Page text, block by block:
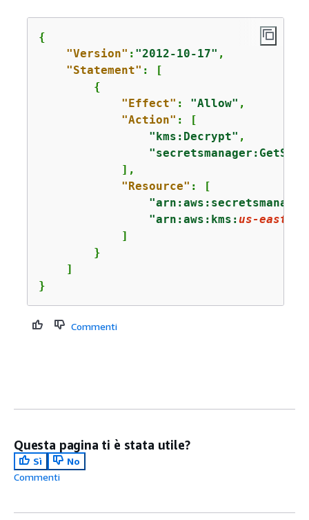
{
"Version" : "2012-10-17" ,
"Statement" : [
{
"Effect" : "Allow" ,
"Action" : [
"kms:Decrypt" ,
            ],
"Resource" : [
"arn:aws:kms:us-east-1
            ]
        }
    ]
}
Commenti
Questa pagina ti è stata utile?
Sì
No
Commenti